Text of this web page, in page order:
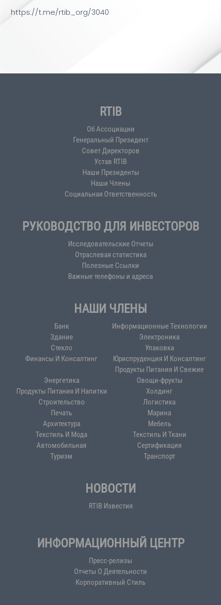
https://t.me/rtib_org/3040
RTIB
Об Ассоциации
Генеральный Президент
Совет Директоров
Устав RTIB
Наши Президенты
Наши Члены
Социальная Ответственность
РУКОВОДСТВО ДЛЯ ИНВЕСТОРОВ
Исследовательские Отчеты
Отраслевая статистика
Полезные Ссылки
Важные телефоны и адреса
НАШИ ЧЛЕНЫ
Банк
Информационные Технологии
Здание
Электроника
Стекло
Упаковка
Финансы И Консалтинг
Юриспруденция И Консалтинг
Энергетика
Продукты Питания И Свежие
Овощи-фрукты
Продукты Питания И Напитки
Холдинг
Строительство
Логистика
Печать
Марина
Архитектура
Мебель
Текстиль И Мода
Текстиль И Ткани
Автомобильная
Сертификация
Туризм
Транспорт
НОВОСТИ
RTIB Известия
ИНФОРМАЦИОННЫЙ ЦЕНТР
Пресс-релизы
Отчеты О Деятельности
Корпоративный Стиль